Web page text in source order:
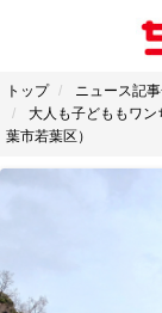
トップ
ニュース記
大人も子どももワ
葉市若葉区）